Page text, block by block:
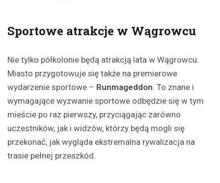
Sportowe atrakcje w Wągrowcu
Nie tylko półkolonie będą atrakcją lata w Wągrowcu.
Miasto przygotowuje się także na premierowe
wydarzenie sportowe – Runmageddon. To znane i
wymagające wyzwanie sportowe odbędzie się w tym
mieście po raz pierwszy, przyciągając zarówno
uczestników, jak i widzów, którzy będą mogli się
przekonać, jak wygląda ekstremalna rywalizacja na
trasie pełnej przeszkód.